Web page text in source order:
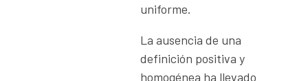
uniforme.
La ausencia de una
definición positiva y
homogénea ha llevado